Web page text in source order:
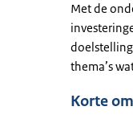
Met de
thema’s
Korte